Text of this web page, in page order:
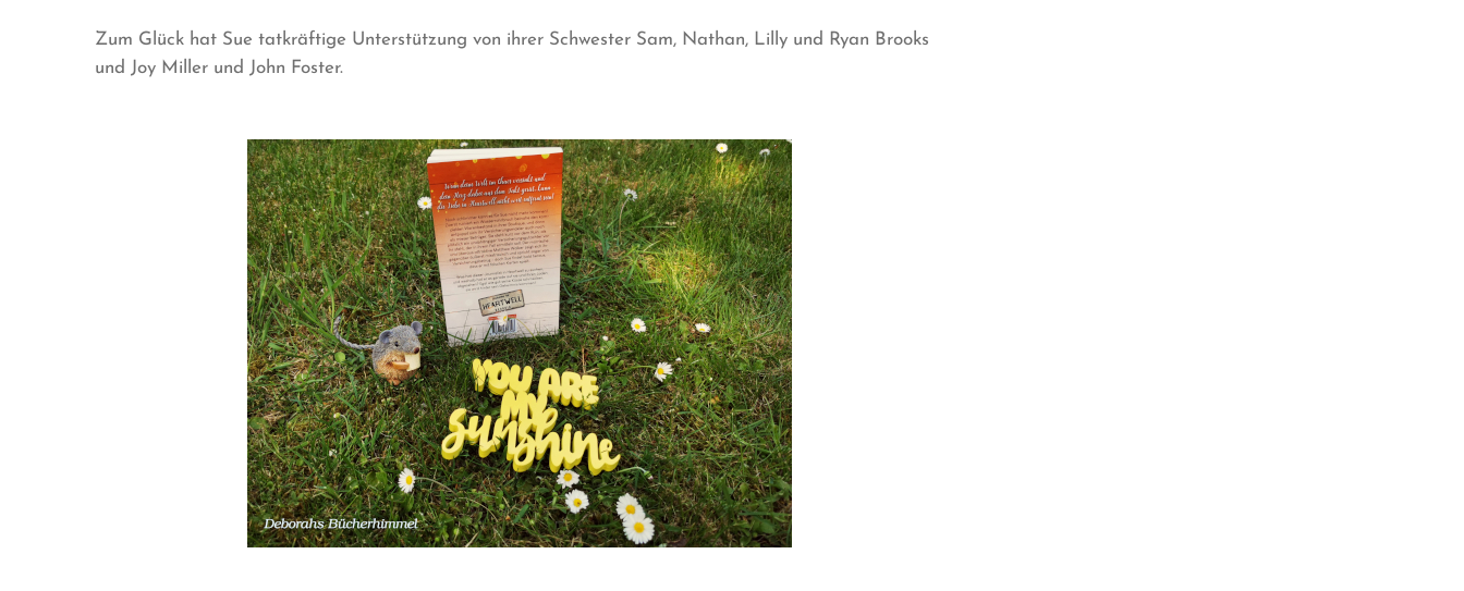
Zum Glück hat Sue tatkräftige Unterstützung von ihrer Schwester Sam, Nathan, Lilly und Ryan Brooks
und Joy Miller und John Foster.